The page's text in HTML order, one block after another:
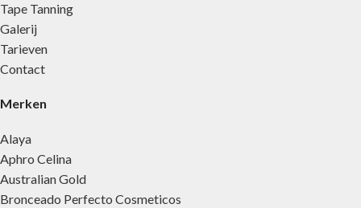
Tape Tanning
Galerij
Tarieven
Contact
Merken
Alaya
Aphro Celina
Australian Gold
Bronceado Perfecto Cosmeticos